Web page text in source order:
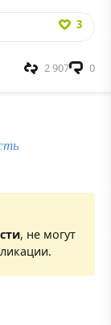
3
0
2 907
, не могут